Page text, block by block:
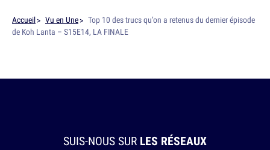
Accueil Vu en Une
Top 10 des trucs qu’on a retenus du dernier épisode
de Koh Lanta – S15E14, LA FINALE
SUIS-NOUS SUR LES RÉSEAUX